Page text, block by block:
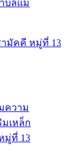
มัคคี หมู่ที่ 13